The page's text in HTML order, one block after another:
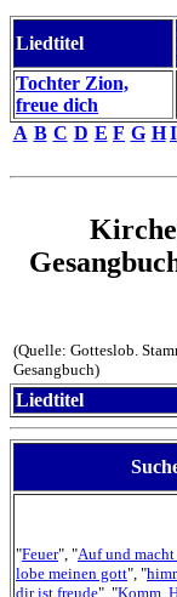
Liedtitel
Tochter Zion,
freue dich
A B C D E F G H I
(Quelle: Gotteslob.
Gesangbuch)
Liedtitel
"Feuer", "Auf und
lobe meinen gott", "
dir ist freude", "Komm,